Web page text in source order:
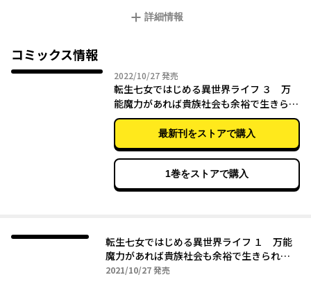
転生先は、ど田舎の貧乏貴族の七女ミーリア8歳。
ていくと――転生前と、どっこいどっこいの劣悪環境！
浮気出戻りの姉の二女からはイビられるし……脳筋父親のせい
で、このままじゃ婚約させられちゃう!?
せっかく転生したのに、チートなしの魔力なしってどうなってる
詳細情報
コミックス情報
2022/10/272022年10月27日
発売
転生七女ではじめる異世界ライフ ３ 万
能魔力があれば貴族社会も余裕で生きられ
ると聞いたのですが?!
最新刊をストアで購入
1巻をストアで購入
転生七女ではじめる異世界ライフ １ 万能
魔力があれば貴族社会も余裕で生きられる
と聞いたのですが?!
2021/10/272021年10月27日
発売